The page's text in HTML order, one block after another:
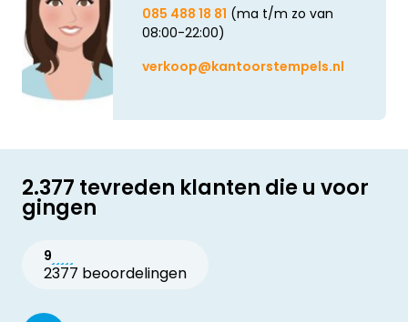
085 488 18 81 (ma t/m zo van
08:00-22:00)
verkoop@kantoorstempels.nl
2.377 tevreden klanten die u voor
gingen
9
2377 beoordelingen